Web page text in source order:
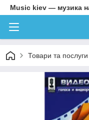
Music kiev — музика
Товари та послуги